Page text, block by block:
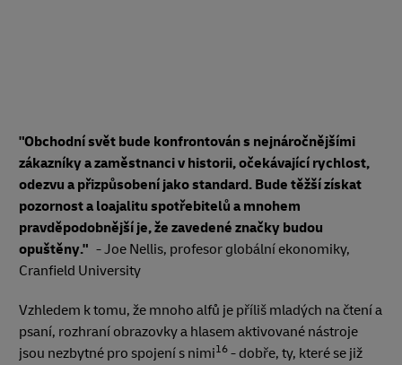
"Obchodní svět bude konfrontován s nejnáročnějšími
zákazníky a zaměstnanci v historii, očekávající rychlost,
odezvu a přizpůsobení jako standard. Bude těžší získat
pozornost a loajalitu spotřebitelů a mnohem
pravděpodobnější je, že zavedené značky budou
opuštěny." - Joe Nellis, profesor globální ekonomiky,
Cranfield University
Vzhledem k tomu, že mnoho alfů je příliš mladých na čtení a
psaní, rozhraní obrazovky a hlasem aktivované nástroje
jsou nezbytné pro spojení s nimi16 - dobře, ty, které se již